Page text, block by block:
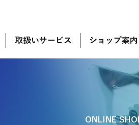
取扱いサービス ショップ案内
ONLINE